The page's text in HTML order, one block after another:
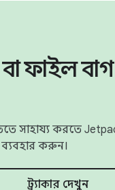
বা ফাইল
সাহায্য করতে
ব্যবহার করুন।
ট্র্যাকার দেখুন